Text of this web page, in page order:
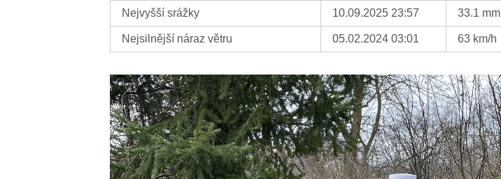
Nejvyšší srážky 10.09.2025 23:57 33.1 mm
Nejsilnější náraz větru 05.02.2024 03:01 63 km/h